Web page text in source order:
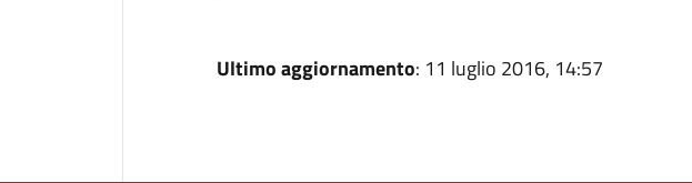
Ultimo aggiornamento: 11 luglio 2016, 14:57